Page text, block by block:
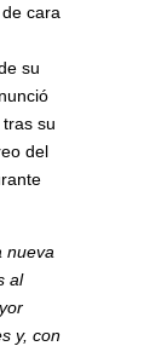
cara
su
su
del
nueva
al
y, con